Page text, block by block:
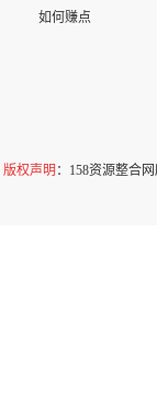
如何赚点
版权声明 ：158资源整合